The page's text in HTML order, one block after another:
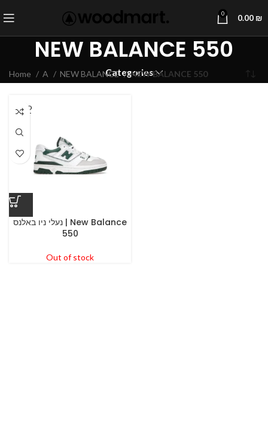
0 0.00 ₪
NEW BALANCE 550
Categories
Home A NEW BALANCE NEW BALANCE 550
SOLD
OUT
נעלי ניו באלנס | New Balance
550
Out of stock